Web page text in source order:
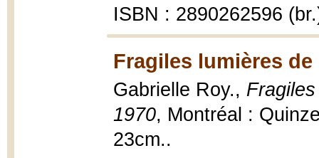
ISBN : 2890262596
Fragiles lumières de
Gabrielle Roy.,
1970, Montréal :
23cm..